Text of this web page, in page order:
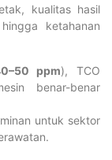
kualitas hasil
ketahanan
ppm), TCO
benar-benar
untuk sektor